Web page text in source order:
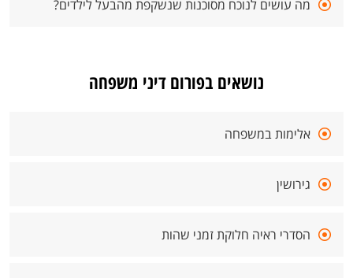
מה עושים לנוכח מסוכנות שנשקפת מהבעל לילדים?
נושאים בפורום דיני משפחה
אלימות במשפחה
גירושין
הסדרי ראיה חלוקת זמני שהות